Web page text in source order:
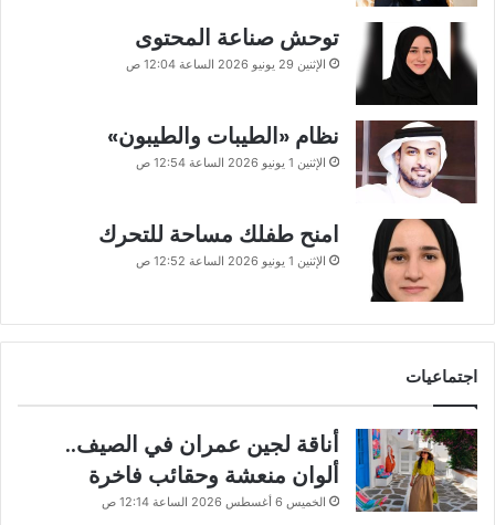
توحش صناعة المحتوى
الإثنين 29 يونيو 2026 الساعة 12:04 ص
نظام «الطيبات والطيبون»
الإثنين 1 يونيو 2026 الساعة 12:54 ص
امنح طفلك مساحة للتحرك
الإثنين 1 يونيو 2026 الساعة 12:52 ص
اجتماعيات
أناقة لجين عمران في الصيف..
ألوان منعشة وحقائب فاخرة
الخميس 6 أغسطس 2026 الساعة 12:14 ص